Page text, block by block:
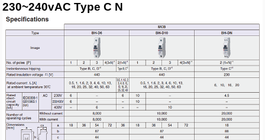
230~240vAC Type C N